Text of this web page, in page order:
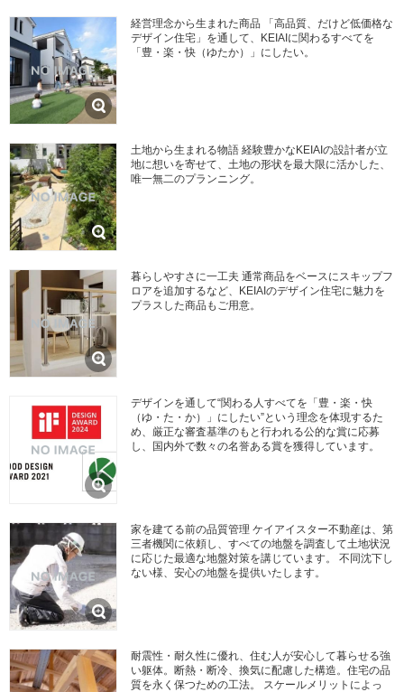
経営理念から生まれた商品 「高品質、だけど低価格な
デザイン住宅」を通して、KEIAIに関わるすべてを
「豊・楽・快（ゆたか）」にしたい。
土地から生まれる物語 経験豊かなKEIAIの設計者が立
地に想いを寄せて、土地の形状を最大限に活かした、
唯一無二のプランニング。
暮らしやすさに一工夫 通常商品をベースにスキップフ
ロアを追加するなど、KEIAIのデザイン住宅に魅力を
プラスした商品もご用意。
デザインを通して“関わる人すべてを「豊・楽・快
（ゆ・た・か）」にしたい”という理念を体現するた
め、厳正な審査基準のもと行われる公的な賞に応募
し、国内外で数々の名誉ある賞を獲得しています。
家を建てる前の品質管理 ケイアイスター不動産は、第
三者機関に依頼し、すべての地盤を調査して土地状況
に応じた最適な地盤対策を講じています。 不同沈下し
ない様、安心の地盤を提供いたします。
耐震性・耐久性に優れ、住む人が安心して暮らせる強
い躯体。断熱・断冷、換気に配慮した構造。住宅の品
質を永く保つための工法。 スケールメリットによっ